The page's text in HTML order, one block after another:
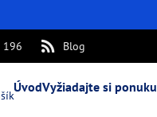
196 Blog
ÚvodVyžiadajte si ponuku